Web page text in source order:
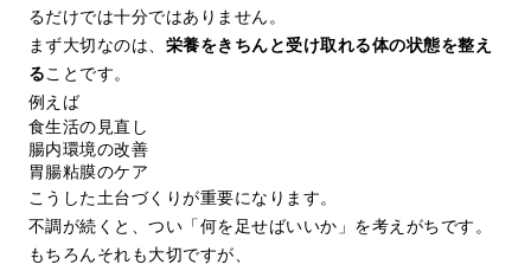
るだけでは十分ではありません。
まず大切なのは、 栄養をきちんと受け取れる体の状態を整え
ることです。
例えば
食生活の見直し
腸内環境の改善
胃腸粘膜のケア
こうした土台づくりが重要になります。
不調が続くと、つい「何を足せばいいか」を考えがちです。
もちろんそれも大切ですが、